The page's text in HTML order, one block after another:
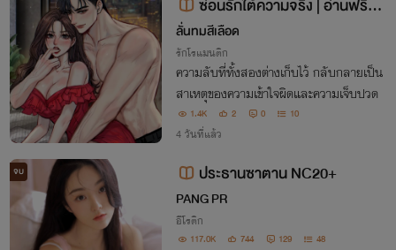
ซ่อนรักใต้ความจริง | อ่านฟรีจน
จบ
ลั่นทมสีเลือด
รักโรแมนติก
ความลับที่ทั้งสองต่างเก็บไว้ กลับกลายเป็น
สาเหตุของความเข้าใจผิดและความเจ็บปวด
1.4K 2 0 10
4 วันที่แล้ว
จบ ประธานซาตาน NC20+
PANG PR
อีโรติก
117.0K 744 129 48